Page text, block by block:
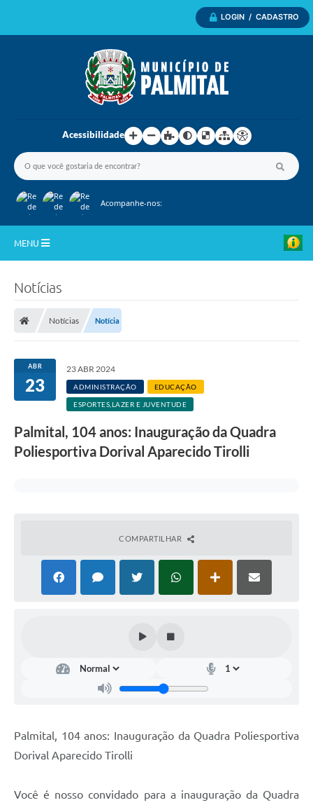
LOGIN / CADASTRO
Acessibilidade
Acompanhe-nos:
MENU
Departamentos
Câmara Municipal
Notícias
Notícias Notícia
ABR
23
23 ABR 2024
ADMINISTRAÇÃO EDUCAÇÃO
ESPORTES,LAZER E JUVENTUDE
Palmital, 104 anos: Inauguração da Quadra
Poliesportiva Dorival Aparecido Tirolli
COMPARTILHAR
Palmital, 104 anos: Inauguração da Quadra Poliesportiva
Dorival Aparecido Tirolli
Você é nosso convidado para a inauguração da Quadra